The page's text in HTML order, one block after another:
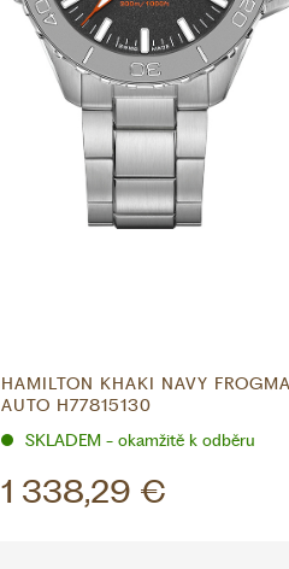
HAMILTON KHAKI NAVY
AUTO H77815130
SKLADEM - okamžitě k odběru
1 338,29 €